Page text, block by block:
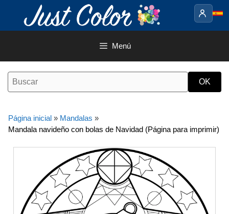
contenido
Menú
Página inicial » Mandalas »
Mandala navideño con bolas de Navidad (Página para imprimir)